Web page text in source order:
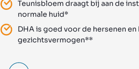
Teunisbloem draagt bij aan de
normale huid*
DHA is goed voor de hersenen en
gezichtsvermogen**